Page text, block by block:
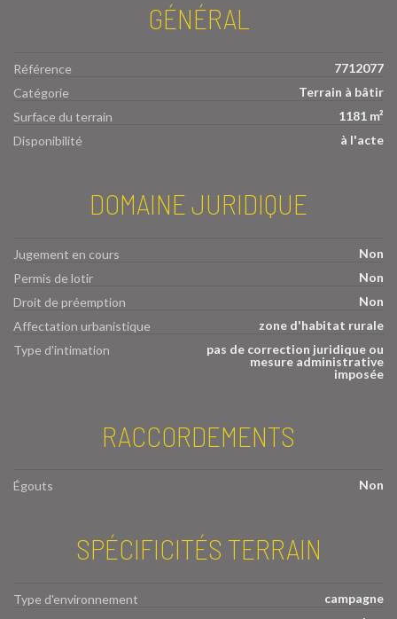
GÉNÉRAL
Référence
7712077
Catégorie
Terrain à bâtir
Surface du terrain
1181 m²
Disponibilité
à l'acte
DOMAINE JURIDIQUE
Jugement en cours
Non
Permis de lotir
Non
Droit de préemption
Non
Affectation urbanistique
zone d'habitat rurale
Type d'intimation
pas de correction juridique ou
mesure administrative
imposée
RACCORDEMENTS
Égouts Non
SPÉCIFICITÉS TERRAIN
Type d'environnement
campagne